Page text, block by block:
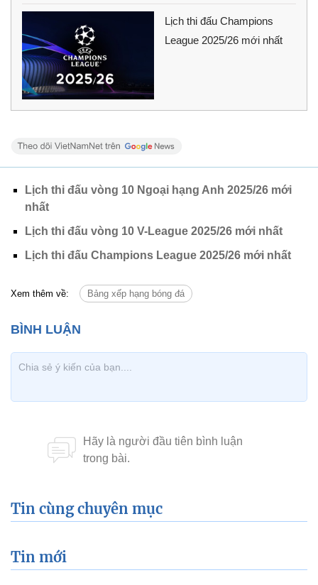
Lịch thi đấu Champions
League 2025/26 mới nhất
Lịch thi đấu vòng 10 Ngoại hạng Anh 2025/26 mới
nhất
Lịch thi đấu vòng 10 V-League 2025/26 mới nhất
Lịch thi đấu Champions League 2025/26 mới nhất
Xem thêm về: Bảng xếp hạng bóng đá
Tin cùng chuyên mục
Tin mới